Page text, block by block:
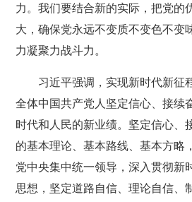
力。我们要结合新的实际，把党的
大，确保党永远不变质不变色不变
力凝聚力战斗力。
习近平强调，实现新时代新征
全体中国共产党人坚定信心、接续
时代和人民的新业绩。坚定信心、
的基本理论、基本路线、基本方略
党中央集中统一领导，深入贯彻新
思想，坚定道路自信、理论自信、